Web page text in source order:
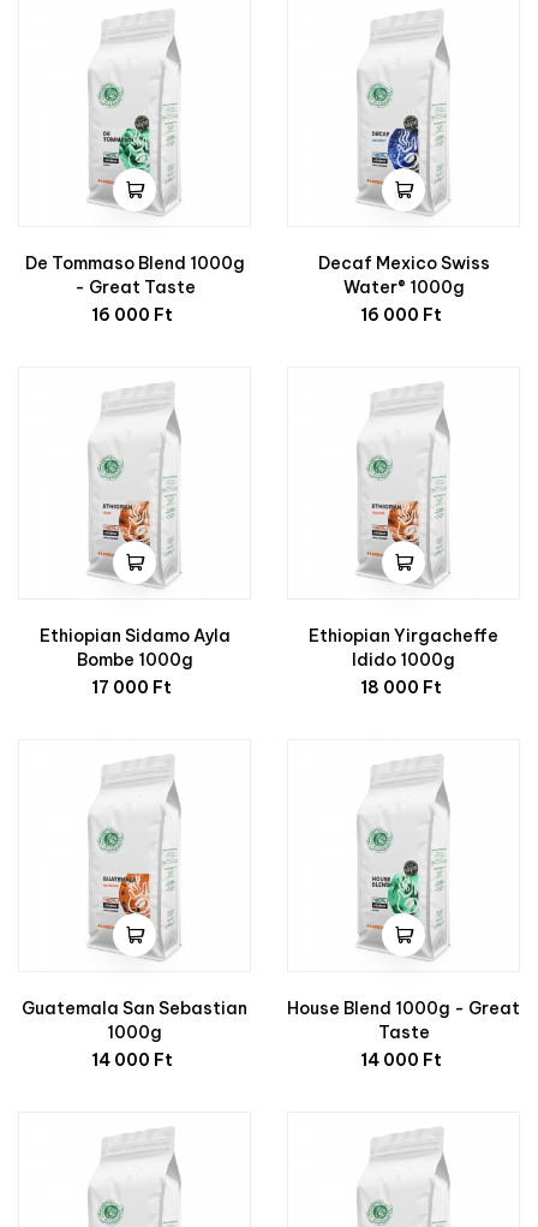
De Tommaso Blend 1000g
- Great Taste
Ár
16 000 Ft
Decaf Mexico Swiss
Water® 1000g
Ár
16 000 Ft
Ethiopian Sidamo Ayla
Bombe 1000g
Ár
17 000 Ft
Ethiopian Yirgacheffe
Idido 1000g
Ár
18 000 Ft
Guatemala San Sebastian
1000g
Ár
14 000 Ft
House Blend 1000g - Great
Taste
Ár
14 000 Ft